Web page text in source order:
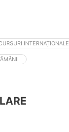
INTERNAȚIONALE